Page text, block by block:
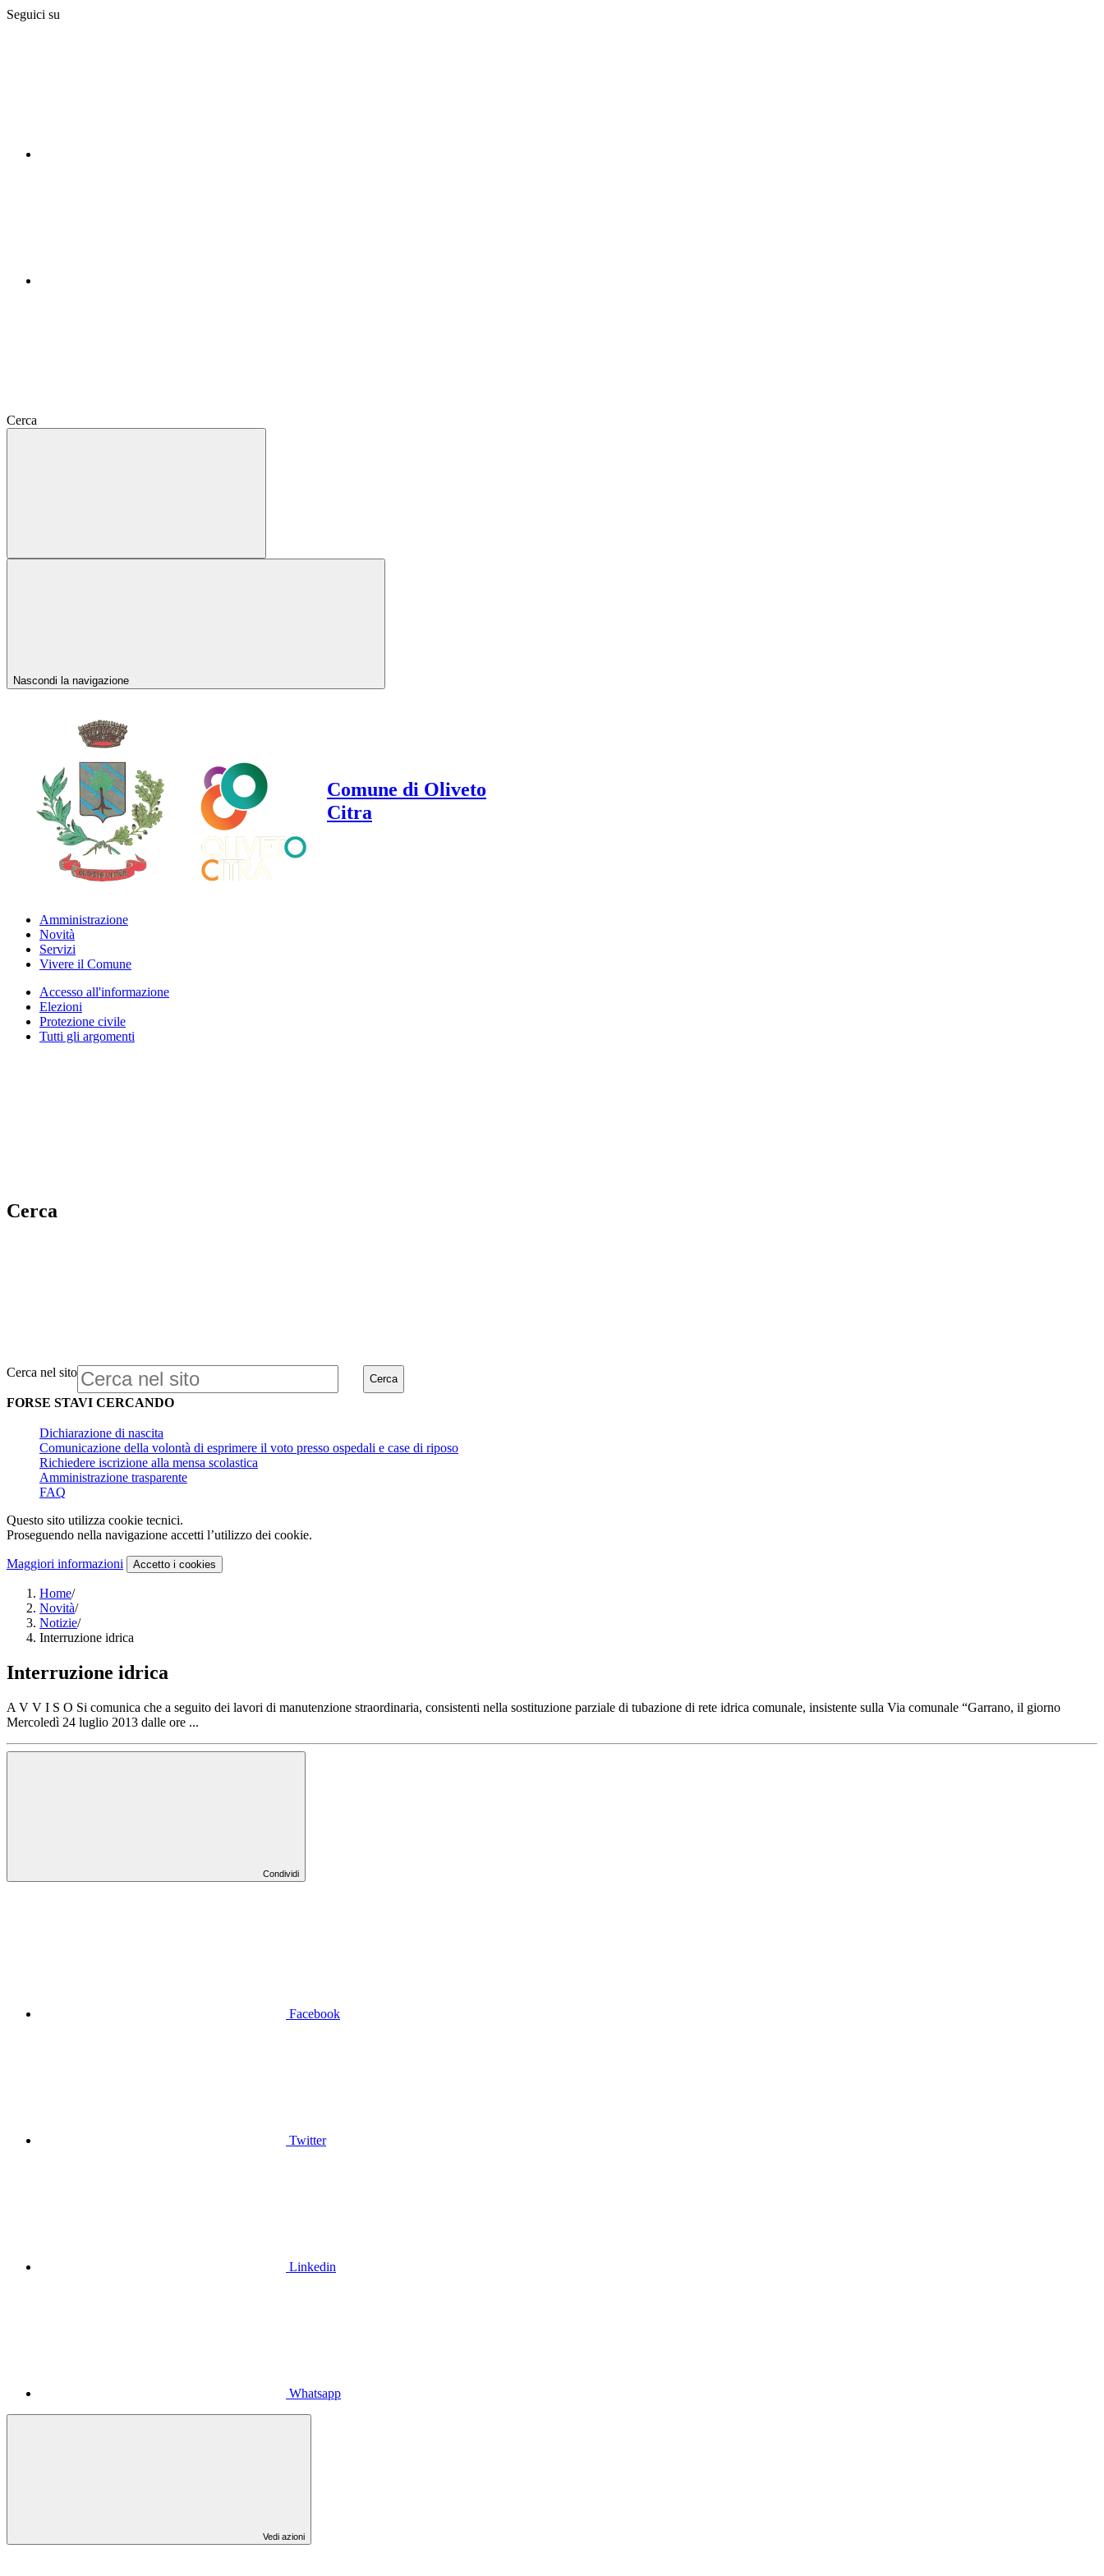
Seguici su
Cerca
Nascondi la navigazione
Comune di Oliveto
Citra
Amministrazione
Novità
Servizi
Vivere il Comune
Accesso all'informazione
Elezioni
Protezione civile
Tutti gli argomenti
Cerca
Cerca nel sito Cerca
FORSE STAVI CERCANDO
Dichiarazione di nascita
Comunicazione della volontà di esprimere il voto presso ospedali e case di riposo
Richiedere iscrizione alla mensa scolastica
Amministrazione trasparente
FAQ
Questo sito utilizza cookie tecnici.
Proseguendo nella navigazione accetti l’utilizzo dei cookie.
Maggiori informazioni Accetto i cookies
Home/
Novità/
Notizie/
Interruzione idrica
Interruzione idrica
A V V I S O Si comunica che a seguito dei lavori di manutenzione straordinaria, consistenti nella sostituzione parziale di tubazione di rete idrica comunale, insistente sulla Via comunale “Garrano, il giorno
Mercoledì 24 luglio 2013 dalle ore ...
Condividi
Facebook
Twitter
Linkedin
Whatsapp
Vedi azioni